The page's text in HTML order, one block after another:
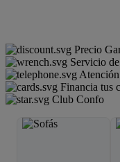
Precio
Servicio
Financia tus
Club Confo